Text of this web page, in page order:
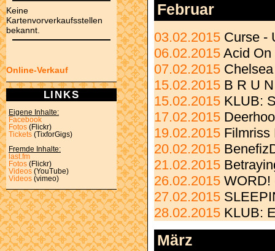
Keine
Kartenvorverkaufsstellen
bekannt.
Online-Verkauf
LINKS
Eigene Inhalte:
Facebook
Fotos (Flickr)
Tickets (TixforGigs)
Fremde Inhalte:
last.fm
Fotos (Flickr)
Videos (YouTube)
Videos (vimeo)
Februar
03.02.2015 Curse -
06.02.2015 Acid On
07.02.2015
15.02.2015 B R U
15.02.2015 KLUB:
17.02.2015
19.02.2015 Filmriss
20.02.2015
21.02.2015
26.02.2015 WORD!
27.02.2015
28.02.2015 KLUB:
März